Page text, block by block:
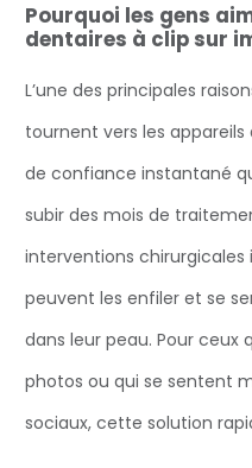
Pourquoi les gens
dentaires à clip sur
L’une des principales
tournent vers les
de confiance instantané
subir des mois de
interventions chirurgicales
peuvent les enfiler et se
dans leur peau. Pour ceux
photos ou qui se sentent
sociaux, cette solution